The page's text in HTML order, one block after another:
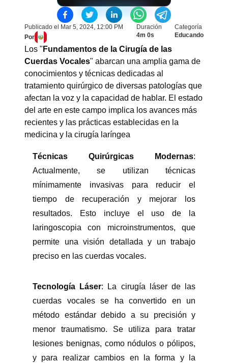
Publicado el
Mar 5, 2024, 12:00 PM
Por
Duración
4m 0s
Categoría
Educando
Los " Fundamentos de la Cirugía de las
Cuerdas Vocales" abarcan una amplia gama de
conocimientos y técnicas dedicadas al
tratamiento quirúrgico de diversas patologías que
afectan la voz y la capacidad de hablar. El estado
del arte en este campo implica los avances más
recientes y las prácticas establecidas en la
medicina y la cirugía laríngea
Técnicas Quirúrgicas Modernas:
Actualmente, se utilizan técnicas
mínimamente invasivas para reducir el
tiempo de recuperación y mejorar los
resultados. Esto incluye el uso de la
laringoscopia con microinstrumentos, que
permite una visión detallada y un trabajo
preciso en las cuerdas vocales.
Tecnología Láser: La cirugía láser de las
cuerdas vocales se ha convertido en un
método estándar debido a su precisión y
menor traumatismo. Se utiliza para tratar
lesiones benignas, como nódulos o pólipos,
y para realizar cambios en la forma y la